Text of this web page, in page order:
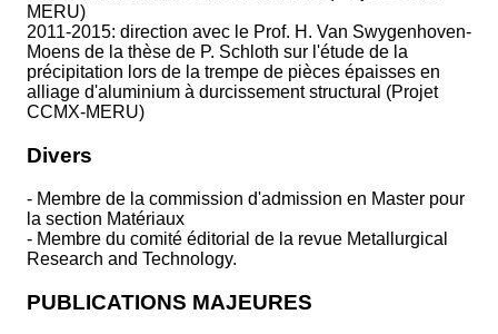
MERU)
2011-2015: direction avec le Prof. H. Van Swygenhoven-
Moens de la thèse de P. Schloth sur l'étude de la
précipitation lors de la trempe de pièces épaisses en
alliage d'aluminium à durcissement structural (Projet
CCMX-MERU)
Divers
- Membre de la commission d'admission en Master pour
la section Matériaux
- Membre du comité éditorial de la revue Metallurgical
Research and Technology.
PUBLICATIONS MAJEURES